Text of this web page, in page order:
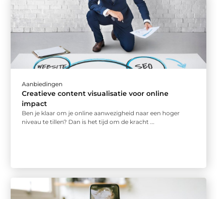
Aanbiedingen
Creatieve content visualisatie voor online
impact
Ben je klaar om je online aanwezigheid naar een hoger
niveau te tillen? Dan is het tijd om de kracht ...